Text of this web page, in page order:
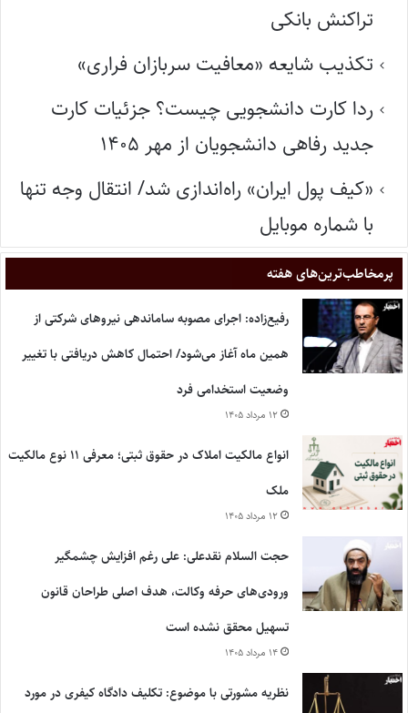
تراکنش بانکی
تکذیب شایعه «معافیت سربازان فراری»
ردا کارت دانشجویی چیست؟ جزئیات کارت
جدید رفاهی دانشجویان از مهر ۱۴۰۵
«کیف پول ایران» راه‌اندازی شد/ انتقال وجه تنها
با شماره موبایل
پر‌مخاطب‌ترین‌های هفته
رفیع‌زاده: اجرای مصوبه ساماندهی نیروهای شرکتی از
همین ماه آغاز می‌شود/ احتمال کاهش دریافتی با تغییر
وضعیت استخدامی فرد
۱۲ مرداد ۱۴۰۵
انواع مالکیت املاک در حقوق ثبتی؛ معرفی ۱۱ نوع مالکیت
ملک
۱۲ مرداد ۱۴۰۵
حجت السلام نقدعلی: علی رغم افزایش چشمگیر
ورودی‌های حرفه وکالت، هدف اصلی طراحان قانون
تسهیل محقق نشده است
۱۴ مرداد ۱۴۰۵
نظریه مشورتی با موضوع: تکلیف دادگاه کیفری در مورد